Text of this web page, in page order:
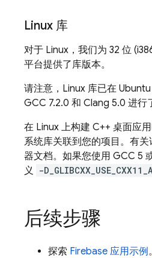
Linux 库
对于 Linux，我们为 32 位
平台提供了库版本。
请注意，Linux 库已在 Ubuntu
GCC 7.2.0 和 Clang 5.0 进行
在 Linux 上构建 C++ 桌面应
系统库关联到您的项目。有
器文档。如果您使用 GCC 5
义 -
后续步骤
探索 Firebase 应用示例。